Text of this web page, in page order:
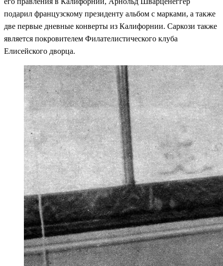
подарил французскому президенту альбом с марками, а также
две первые дневные конверты из Калифорнии. Саркози также
является покровителем Филателистического клуба
Елисейского дворца.